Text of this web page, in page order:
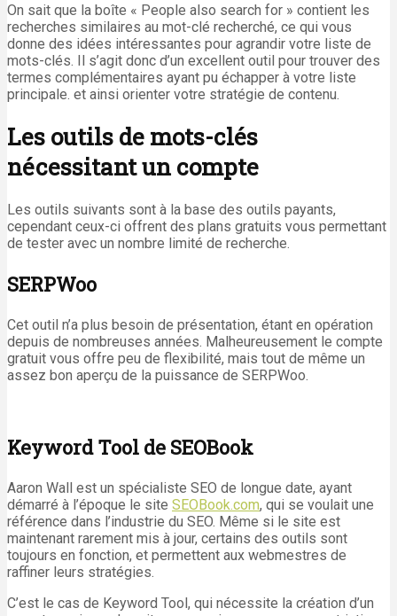
On sait que la boîte « People also search for » contient les
recherches similaires au mot-clé recherché, ce qui vous
donne des idées intéressantes pour agrandir votre liste de
mots-clés. Il s’agit donc d’un excellent outil pour trouver des
termes complémentaires ayant pu échapper à votre liste
principale. et ainsi orienter votre stratégie de contenu.
Les outils de mots-clés
nécessitant un compte
Les outils suivants sont à la base des outils payants,
cependant ceux-ci offrent des plans gratuits vous permettant
de tester avec un nombre limité de recherche.
SERPWoo
Cet outil n’a plus besoin de présentation, étant en opération
depuis de nombreuses années. Malheureusement le compte
gratuit vous offre peu de flexibilité, mais tout de même un
assez bon aperçu de la puissance de SERPWoo.
Keyword Tool de SEOBook
Aaron Wall est un spécialiste SEO de longue date, ayant
démarré à l’époque le site SEOBook.com, qui se voulait une
référence dans l’industrie du SEO. Même si le site est
maintenant rarement mis à jour, certains des outils sont
toujours en fonction, et permettent aux webmestres de
raffiner leurs stratégies.
C’est le cas de Keyword Tool, qui nécessite la création d’un